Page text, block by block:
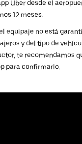
Uber desde el
12 meses.
equipaje no está
y del tipo de
te recomendamos
para confirmarlo.